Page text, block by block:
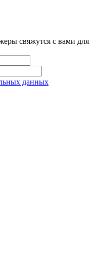
свяжутся с вами для
данных